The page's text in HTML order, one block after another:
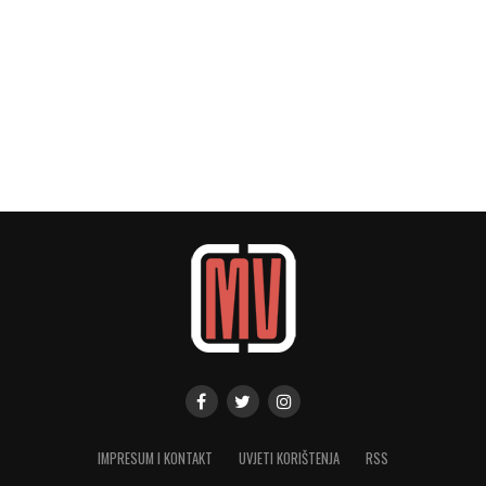
IMPRESUM I KONTAKT UVJETI KORIŠTENJA RSS